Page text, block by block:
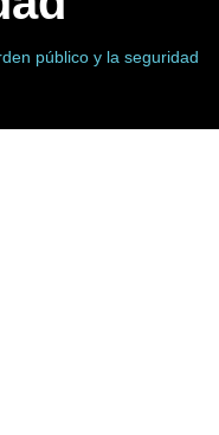
público y la seguridad